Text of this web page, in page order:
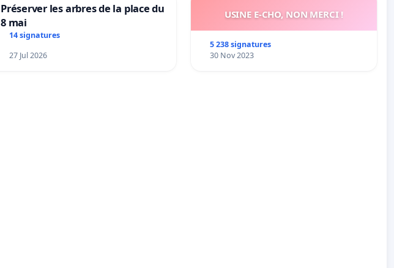
Préserver les arbres de la place du
8 mai
14 signatures
27 Jul 2026
USINE E-CHO, NON MERCI !
5 238 signatures
30 Nov 2023